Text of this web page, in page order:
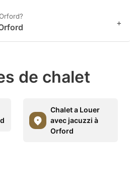
+
de chalet
Chalet a Louer
avec jacuzzi à
Orford